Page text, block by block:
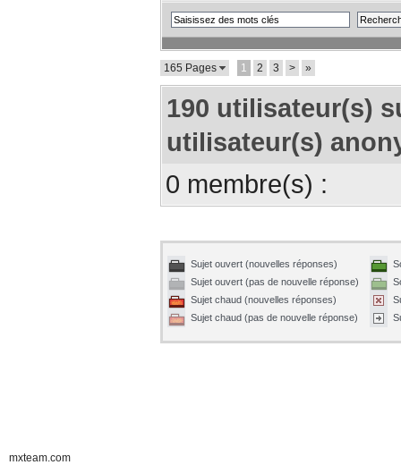
165 Pages 1 2 3 > »
190 utilisateur(s)
utilisateur(s)
0 membre(s) :
Sujet ouvert (nouvelles réponses)
Sujet ouvert (pas de nouvelle réponse)
Sujet chaud (nouvelles réponses)
Sujet chaud (pas de nouvelle réponse)
mxteam.com